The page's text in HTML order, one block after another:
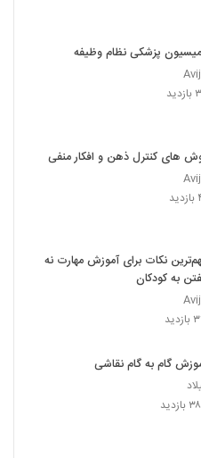
پزشکی نظام وظیفه
های کنترل ذهن و افکار منفی
نکات برای آموزش مهارت نه
به کودکان
گام به گام نقاشی